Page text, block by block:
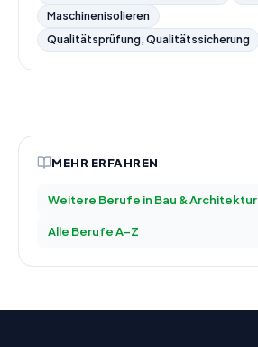
Maschinenisolieren
Qualitätsprüfung, Qualitätssicherung
MEHR ERFAHREN
Weitere Berufe in Bau & Architektur
Alle Berufe A–Z